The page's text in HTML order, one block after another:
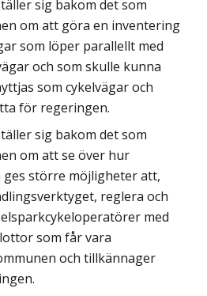
sig bakom det som
om att göra en inventering
som löper parallellt med
och som skulle kunna
som cykelvägar och
för regeringen.
sig bakom det som
om att se över hur
ges större möjligheter att,
reglera och
med
som får vara
och tillkännager